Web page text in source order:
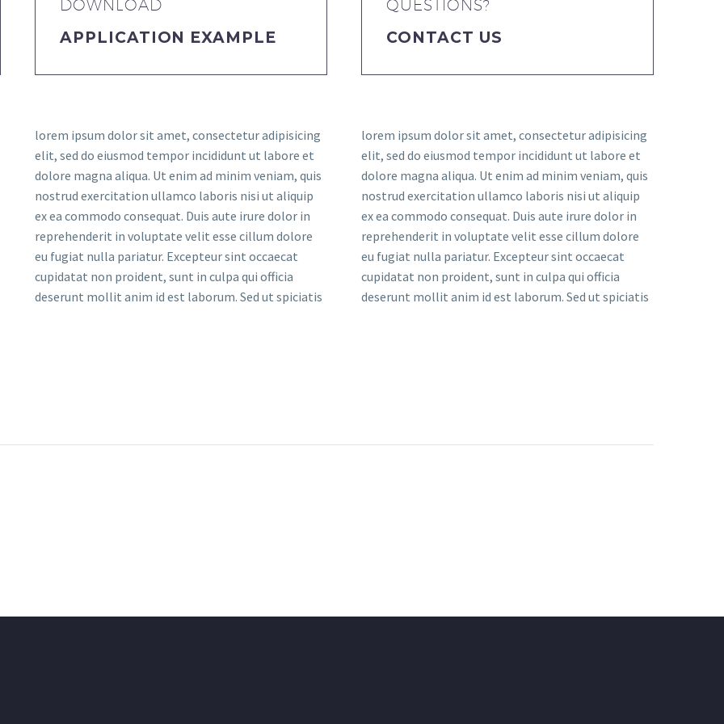
DOWNLOAD
APPLICATION EXAMPLE
QUESTIONS?
CONTACT US
lorem ipsum dolor sit amet, consectetur adipisicing
elit, sed do eiusmod tempor incididunt ut labore et
dolore magna aliqua. Ut enim ad minim veniam, quis
nostrud exercitation ullamco laboris nisi ut aliquip
ex ea commodo consequat. Duis aute irure dolor in
reprehenderit in voluptate velit esse cillum dolore
eu fugiat nulla pariatur. Excepteur sint occaecat
cupidatat non proident, sunt in culpa qui officia
deserunt mollit anim id est laborum. Sed ut spiciatis
lorem ipsum dolor sit amet, consectetur adipisicing
elit, sed do eiusmod tempor incididunt ut labore et
dolore magna aliqua. Ut enim ad minim veniam, quis
nostrud exercitation ullamco laboris nisi ut aliquip
ex ea commodo consequat. Duis aute irure dolor in
reprehenderit in voluptate velit esse cillum dolore
eu fugiat nulla pariatur. Excepteur sint occaecat
cupidatat non proident, sunt in culpa qui officia
deserunt mollit anim id est laborum. Sed ut spiciatis